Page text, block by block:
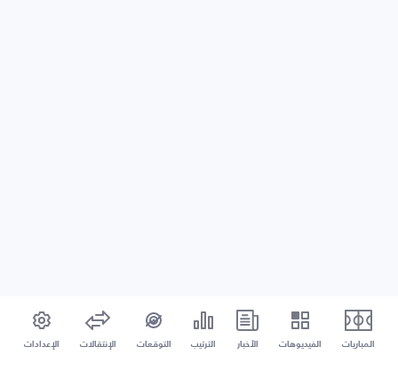
المباريات الفيديوهات الأخبار الترتيب التوقعات الإنتقالات الإعدادات